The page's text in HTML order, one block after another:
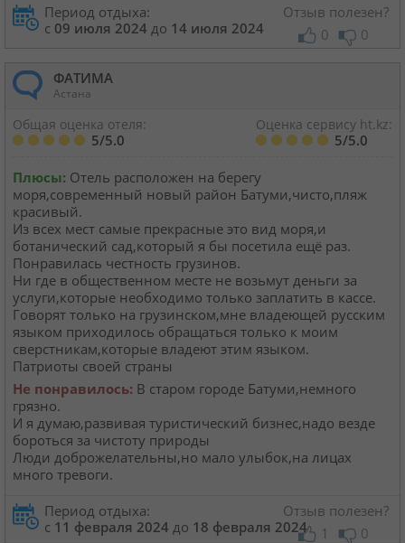
Период отдыха:
с 09 июля 2024 до 14 июля 2024
Отзыв полезен?
0
0
ФАТИМА
Астана
Общая оценка отеля:
5/5.0
Оценка сервису ht.kz:
5/5.0
Плюсы: Отель расположен на берегу
моря,современный новый район Батуми,чисто,пляж
красивый.
Из всех мест самые прекрасные это вид моря,и
ботанический сад,который я бы посетила ещё раз.
Понравилась честность грузинов.
Ни где в общественном месте не возьмут деньги за
услуги,которые необходимо только заплатить в кассе.
Говорят только на грузинском,мне владеющей русским
языком приходилось обращаться только к моим
сверстникам,которые владеют этим языком.
Патриоты своей страны
Не понравилось: В старом городе Батуми,немного
грязно.
И я думаю,развивая туристический бизнес,надо везде
бороться за чистоту природы
Люди доброжелательны,но мало улыбок,на лицах
много тревоги.
Период отдыха:
с 11 февраля 2024 до 18 февраля 2024
Отзыв полезен?
1
0